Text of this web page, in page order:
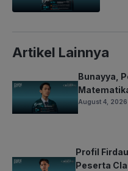
Artikel Lainnya
Bunayya,
August 4, 2026
Profil
Peserta